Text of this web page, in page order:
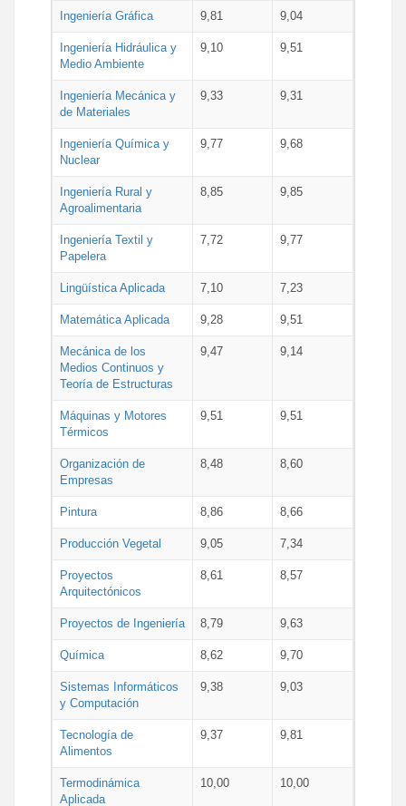
Ingeniería Gráfica 9,81 9,04
Ingeniería Hidráulica y
Medio Ambiente
9,10 9,51
Ingeniería Mecánica y
de Materiales
9,33 9,31
Ingeniería Química y
Nuclear
9,77 9,68
Ingeniería Rural y
Agroalimentaria
8,85 9,85
Ingeniería Textil y
Papelera
7,72 9,77
Lingüística Aplicada 7,10 7,23
Matemática Aplicada 9,28 9,51
Mecánica de los
Medios Continuos y
Teoría de Estructuras
9,47 9,14
Máquinas y Motores
Térmicos
9,51 9,51
Organización de
Empresas
8,48 8,60
Pintura 8,86 8,66
Producción Vegetal 9,05 7,34
Proyectos
Arquitectónicos
8,61 8,57
Proyectos de Ingeniería 8,79 9,63
Química 8,62 9,70
Sistemas Informáticos
y Computación
9,38 9,03
Tecnología de
Alimentos
9,37 9,81
Termodinámica
Aplicada
10,00 10,00